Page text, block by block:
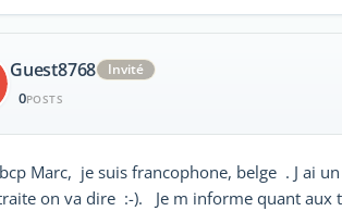
Guest8768 Invité
0POSTS
Marc, je suis francophone, belge . J ai
on va dire :-). Je m informe quant aux